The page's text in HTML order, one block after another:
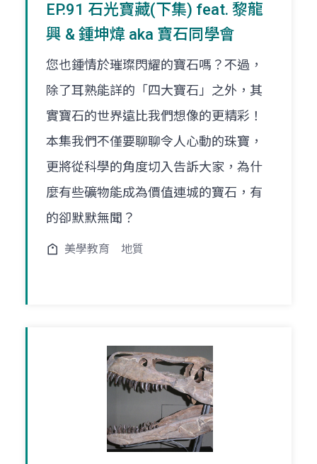
EP.91 石光寶藏(下集) feat. 黎龍
興 & 鍾坤煒 aka 寶石同學會
您也鍾情於璀璨閃耀的寶石嗎？不過，
除了耳熟能詳的「四大寶石」之外，其
實寶石的世界遠比我們想像的更精彩！
本集我們不僅要聊聊令人心動的珠寶，
更將從科學的角度切入告訴大家，為什
麼有些礦物能成為價值連城的寶石，有
的卻默默無聞？
美學教育 地質